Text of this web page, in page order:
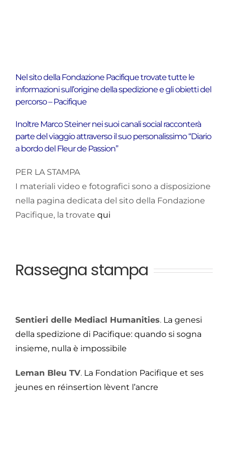
Nel sito della Fondazione Pacifique trovate tutte le
informazioni sull’origine della spedizione e gli obietti del
percorso –Pacifique
Inoltre Marco Steiner nei suoi canali social racconterà
parte del viaggio attraverso il suo personalissimo “Diario
a bordo del Fleur de Passion”
PER LA STAMPA
I materiali video e fotografici sono a disposizione
nella pagina dedicata del sito della Fondazione
Pacifique, la trovate qui
Rassegna stampa
Sentieri delle Mediacl Humanities.La genesi
della spedizione di Pacifique: quando si sogna
insieme, nulla è impossibile
Leman Bleu TV. La Fondation Pacifique et ses
jeunes en réinsertion lèvent l’ancre